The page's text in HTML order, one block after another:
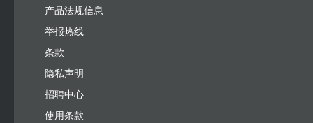
产品法规信息
举报热线
条款
隐私声明
招聘中心
使用条款